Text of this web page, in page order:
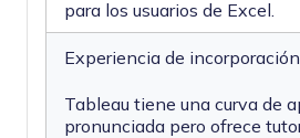
para los usuarios de Excel.
Experiencia de incorporación
Tableau tiene una curva de
pronunciada pero ofrece